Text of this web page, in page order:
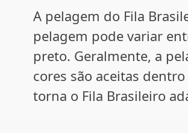
A pelagem do Fila
pelagem pode variar
preto. Geralmente, a
cores são aceitas
torna o Fila Brasileiro